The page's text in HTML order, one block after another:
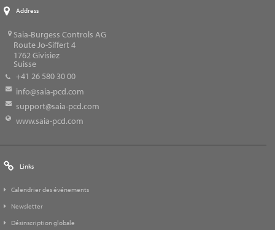
Address
Saia-Burgess Controls AG
Route Jo-Siffert 4
1762Givisiez
Suisse
+41 26 580 30 00
info@saia-pcd.com
support@saia-pcd.com
www.saia-pcd.com
Links
Calendrier des événements
Newsletter
Désinscription globale